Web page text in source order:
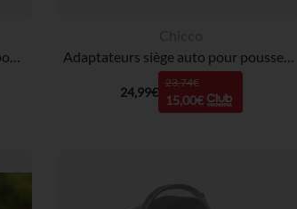
Chancelière hiver pour nacelle et poussette Black Adaptateurs siège auto pour poussette One4Ever
24,99€
23,74€
15,00€